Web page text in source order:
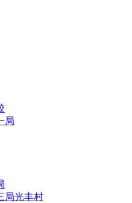
局
局光丰村